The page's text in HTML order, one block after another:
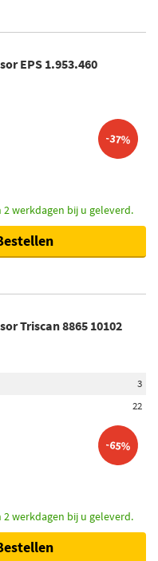
EPS 1.953.460
-37%
werkdagen bij u geleverd.
Triscan 8865 10102
3
22
-65%
werkdagen bij u geleverd.